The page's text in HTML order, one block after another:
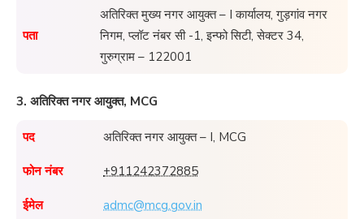
पता
अतिरिक्त मुख्य नगर आयुक्त – I कार्यालय, गुड़गांव नगर
निगम, प्लॉट नंबर सी -1, इन्फो सिटी, सेक्टर 34,
गुरुग्राम – 122001
3. अतिरिक्त नगर आयुक्त, MCG
पद अतिरिक्त नगर आयुक्त – I, MCG
फोन नंबर +911242372885
ईमेल admc@mcg.gov.in